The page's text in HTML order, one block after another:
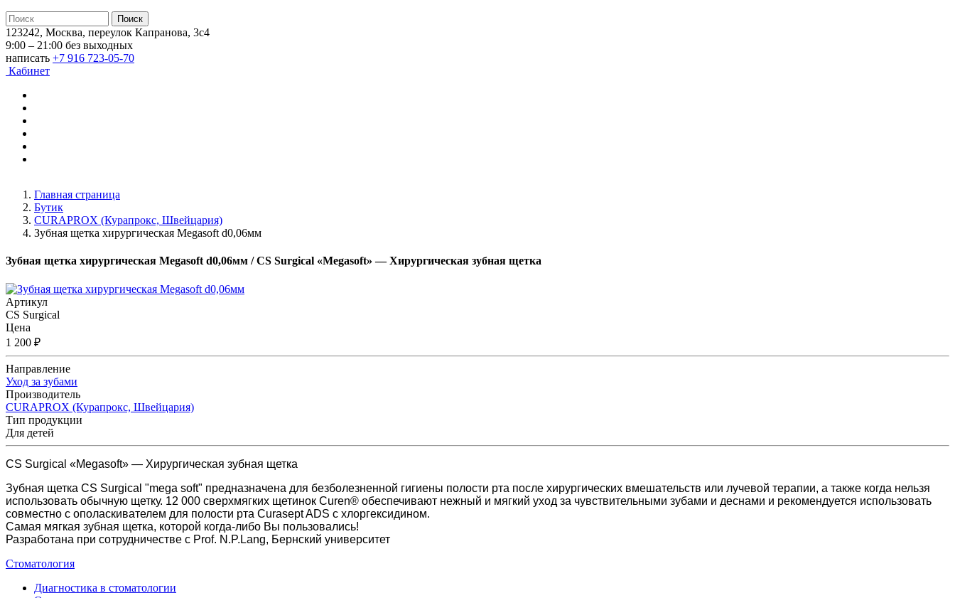
123242, Москва, переулок Капранова, 3с4
9:00 – 21:00 без выходных
написать +7 916 723-05-70
Кабинет
Главная страница
Бутик
CURAPROX (Курапрокс, Швейцария)
Зубная щетка хирургическая Megasoft d0,06мм
Зубная щетка хирургическая Megasoft d0,06мм / CS Surgical «Megasoft» — Хирургическая зубная щетка
Артикул
CS Surgical
Цена
1 200 ₽
Направление
Уход за зубами
Производитель
CURAPROX (Курапрокс, Швейцария)
Тип продукции
Для детей
CS Surgical «Megasoft» — Хирургическая зубная щетка
Зубная щетка CS Surgical "mega soft" предназначена для безболезненной гигиены полости рта после хирургических вмешательств или лучевой терапии, а также когда нельзя
использовать обычную щетку. 12 000 сверхмягких щетинок Curen® обеспечивают нежный и мягкий уход за чувствительными зубами и деснами и рекомендуется использовать
совместно с ополаскивателем для полости рта Curasept ADS с хлоргексидином.
Самая мягкая зубная щетка, которой когда-либо Вы пользовались!
Разработана при сотрудничестве с Prof. N.P.Lang, Бернский университет
Стоматология
Диагностика в стоматологии